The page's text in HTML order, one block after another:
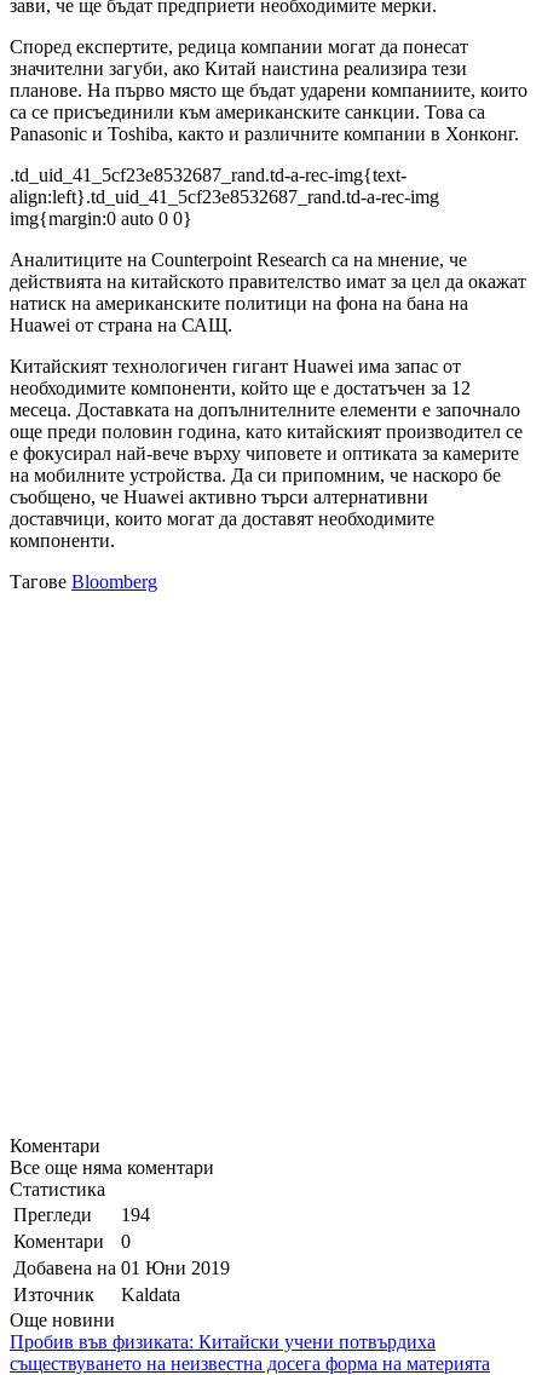
зави, че ще бъдат предприети необходимите мерки.
Според експертите, редица компании могат да понесат
значителни загуби, ако Китай наистина реализира тези
планове. На първо място ще бъдат ударени компаниите, които
са се присъединили към американските санкции. Това са
Panasonic и Toshiba, както и различните компании в Хонконг.
.td_uid_41_5cf23e8532687_rand.td-a-rec-img{text-
align:left}.td_uid_41_5cf23e8532687_rand.td-a-rec-img
img{margin:0 auto 0 0}
Аналитиците на Counterpoint Research са на мнение, че
действията на китайското правителство имат за цел да окажат
натиск на американските политици на фона на бана на
Huawei от страна на САЩ.
Китайският технологичен гигант Huawei има запас от
необходимите компоненти, който ще е достатъчен за 12
месеца. Доставката на допълнителните елементи е започнало
още преди половин година, като китайският производител се
е фокусирал най-вече върху чиповете и оптиката за камерите
на мобилните устройства. Да си припомним, че наскоро бе
съобщено, че Huawei активно търси алтернативни
доставчици, които могат да доставят необходимите
компоненти.
Тагове Bloomberg
Коментари
Все още няма коментари
Статистика
Прегледи
194
Коментари
0
Добавена на 01 Юни 2019
Източник
Kaldata
Още новини
Пробив във физиката: Китайски учени потвърдиха
съществуването на неизвестна досега форма на материята